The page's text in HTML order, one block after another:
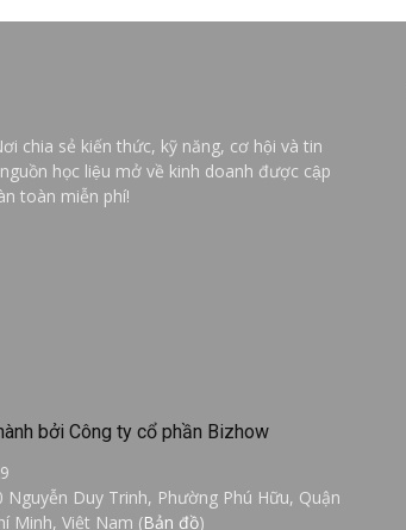
chia sẻ kiến thức, kỹ năng, cơ hội và tin
học liệu mở về kinh doanh được cập
toàn miễn phí!
bởi Công ty cổ phần Bizhow
Nguyễn Duy Trinh, Phường Phú Hữu, Quận
Minh, Việt Nam (Bản đồ)